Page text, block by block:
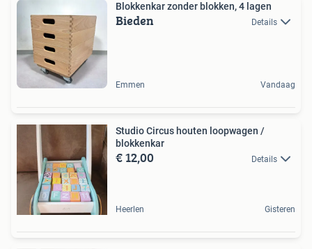
Blokkenkar zonder blokken, 4 lagen
Bieden Details
Emmen Vandaag
Studio Circus houten loopwagen /
blokkenkar
€ 12,00 Details
Heerlen Gisteren